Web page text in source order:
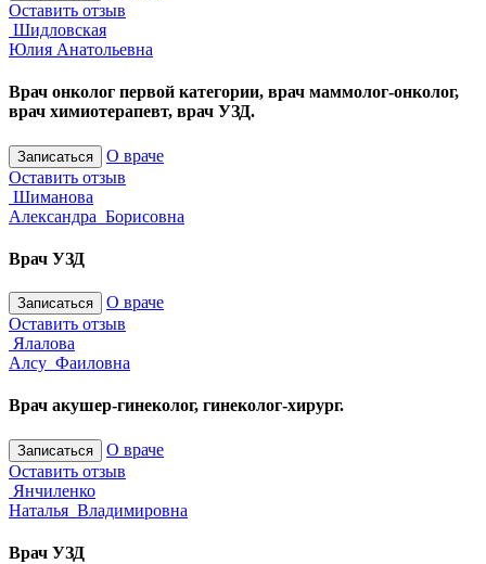
Оставить отзыв
Шидловская
Юлия Анатольевна
Врач онколог первой категории, врач маммолог-онколог,
врач химиотерапевт, врач УЗД.
Записаться
О враче
Оставить отзыв
Шиманова
Александра Борисовна
Врач УЗД
Записаться
О враче
Оставить отзыв
Ялалова
Алсу Фаиловна
Врач акушер-гинеколог, гинеколог-хирург.
Записаться
О враче
Оставить отзыв
Янчиленко
Наталья Владимировна
Врач УЗД